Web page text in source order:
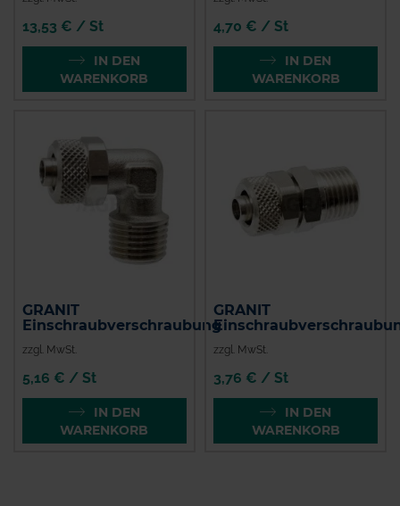
13,53 € / St
IN DEN
WARENKORB
4,70 € / St
IN DEN
WARENKORB
GRANIT
Einschraubverschraubung
zzgl. MwSt.
5,16 € / St
IN DEN
WARENKORB
GRANIT
zzgl. MwSt.
3,76 € / St
IN DEN
WARENKORB